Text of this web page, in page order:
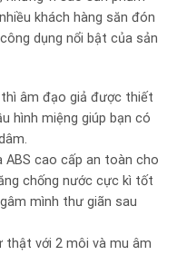
khách hàng săn đón
dụng nổi bật của sản
âm đạo giả được thiết
hình miệng giúp bạn có
ABS cao cấp an toàn cho
chống nước cực kì tốt
mình thư giãn sau
với 2 môi và mu âm